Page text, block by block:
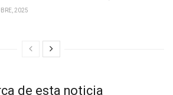
2025
de esta noticia